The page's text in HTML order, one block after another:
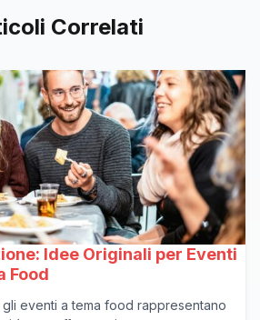
Correlati
Idee Originali per Eventi
Food
eventi a tema food rappresentano